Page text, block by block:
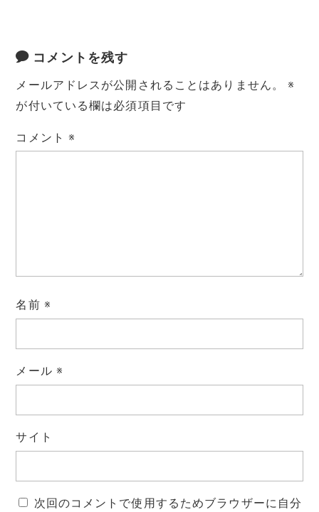
コメントを残す
メールアドレスが公開されることはありません。
※
が付いている欄は必須項目です
コメント※
名前 ※
メール ※
サイト
次回のコメントで使用するためブラウザーに自分